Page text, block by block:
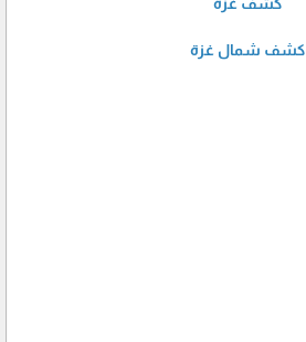
كشف غزة
كشف شمال غزة